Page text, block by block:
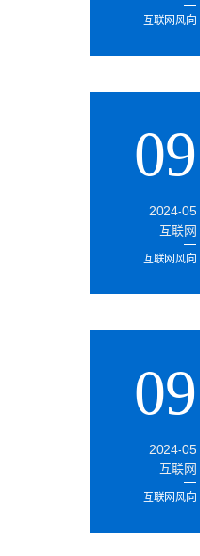
互联网风向
09
2024-05
互联网
互联网风向
09
2024-05
互联网
互联网风向